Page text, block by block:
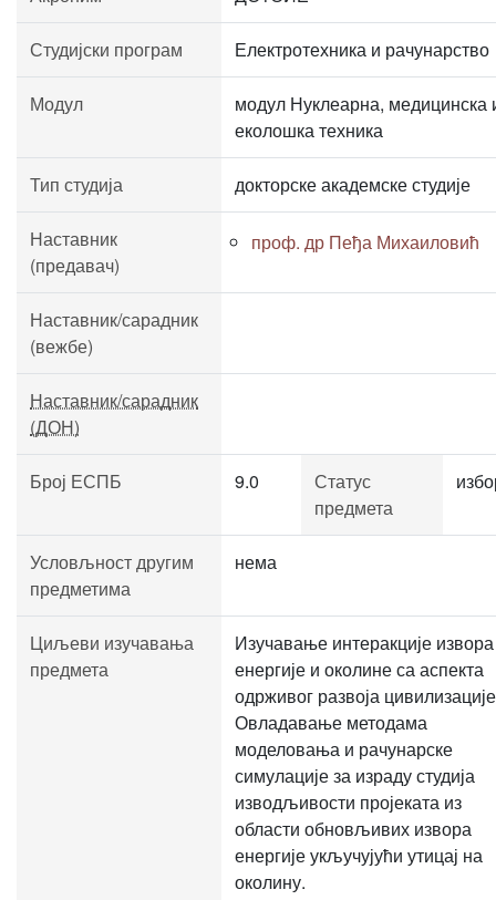
Студијски програм Електротехника и рачунарство
Модул
модул Нуклеарна, медицинска
еколошка техника
Тип студија докторске академске студије
Наставник
(предавач)
проф. др Пеђа Михаиловић
Наставник/сарадник
(вежбе)
Наставник/сарадник
(ДОН)
Број ЕСПБ 9.0
Статус
предмета
Условљност другим
предметима
нема
Циљеви изучавања
предмета
Изучавање интеракције извора
енергије и околине са аспекта
одрживог развоја
Овладавање методама
моделовања и рачунарске
симулације за израду студија
изводљивости пројеката из
области обновљивих извора
енергије укључујући утицај на
околину.